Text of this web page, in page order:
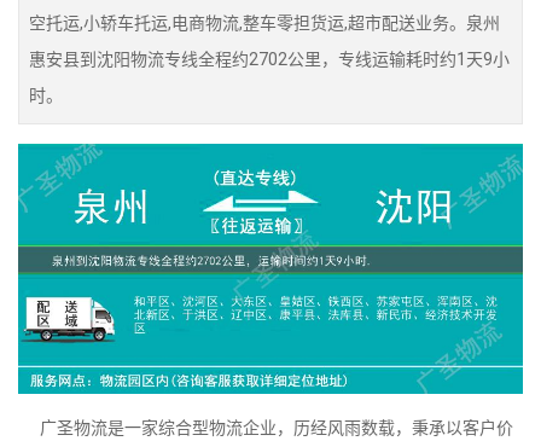
空托运,小轿车托运,电商物流,整车零担货运,超市配送业务。泉州
惠安县到沈阳物流专线全程约2702公里，专线运输耗时约1天9小
时。
广圣物流是一家综合型物流企业，历经风雨数载，秉承以客户价